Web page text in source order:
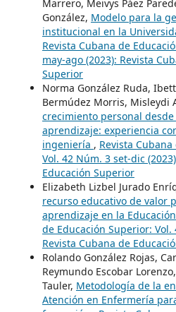
Marrero, Meivys Páez
González, Modelo para la
institucional en la
Revista Cubana de
may-ago (2023): Revista
Superior
Norma González Ruda,
Bermúdez Morris, Misleydi
crecimiento personal
aprendizaje: experiencia
ingeniería , Revista
Vol. 42 Núm. 3 set-dic
Educación Superior
Elizabeth Lizbel Jurado
recurso educativo de valor
aprendizaje en la
de Educación Superior: Vol.
Revista Cubana de
Rolando González Rojas,
Reymundo Escobar
Tauler, Metodología de la
Atención en Enfermería